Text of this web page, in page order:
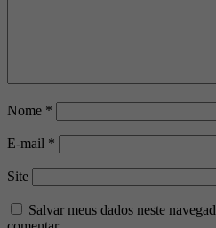
Nome *
E-mail *
Site
Salvar meus dados neste